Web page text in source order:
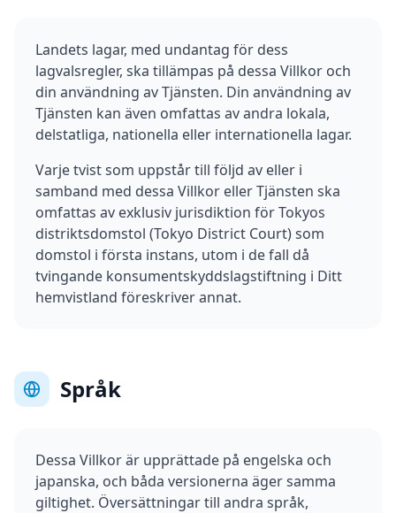
Landets lagar, med undantag för dess
lagvalsregler, ska tillämpas på dessa Villkor och
din användning av Tjänsten. Din användning av
Tjänsten kan även omfattas av andra lokala,
delstatliga, nationella eller internationella lagar.
Varje tvist som uppstår till följd av eller i
samband med dessa Villkor eller Tjänsten ska
omfattas av exklusiv jurisdiktion för Tokyos
distriktsdomstol (Tokyo District Court) som
domstol i första instans, utom i de fall då
tvingande konsumentskyddslagstiftning i Ditt
hemvistland föreskriver annat.
Språk
Dessa Villkor är upprättade på engelska och
japanska, och båda versionerna äger samma
giltighet. Översättningar till andra språk,